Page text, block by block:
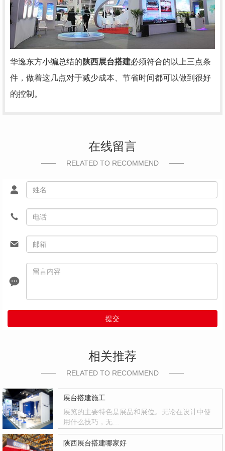
华逸东方小编总结的陕西展台搭建必须符合的以上三点条
件，做着这几点对于减少成本、节省时间都可以做到很好
的控制。
在线留言
RELATED TO RECOMMEND
提交
相关推荐
RELATED TO RECOMMEND
展台搭建施工
展览的主要特色是展品和展位。无论在设计中使
用什么技巧，无…
陕西展台搭建哪家好